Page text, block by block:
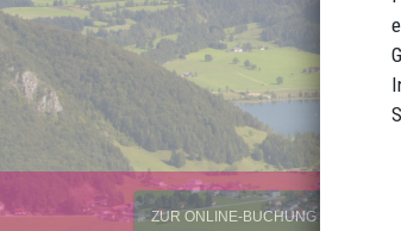
ZUR ONLINE-BUCHUNG MIT